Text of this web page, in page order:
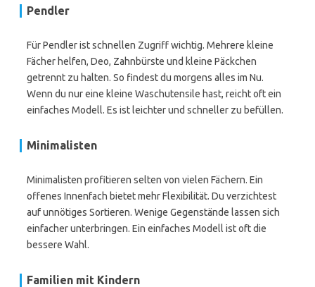
Pendler
Für Pendler ist schnellen Zugriff wichtig. Mehrere kleine
Fächer helfen, Deo, Zahnbürste und kleine Päckchen
getrennt zu halten. So findest du morgens alles im Nu.
Wenn du nur eine kleine Waschutensile hast, reicht oft ein
einfaches Modell. Es ist leichter und schneller zu befüllen.
Minimalisten
Minimalisten profitieren selten von vielen Fächern. Ein
offenes Innenfach bietet mehr Flexibilität. Du verzichtest
auf unnötiges Sortieren. Wenige Gegenstände lassen sich
einfacher unterbringen. Ein einfaches Modell ist oft die
bessere Wahl.
Familien mit Kindern